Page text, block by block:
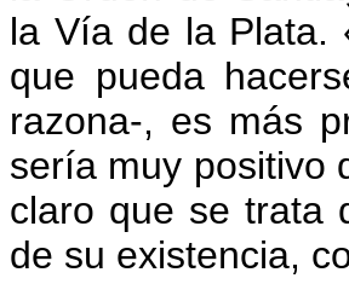
la Vía de la Plata.
que pueda
razona-, es más
sería muy positivo
claro que se trata
de su existencia,